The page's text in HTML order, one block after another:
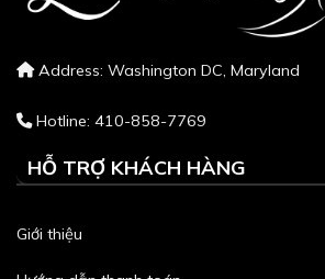
Address: Washington DC, Maryland
Hotline: 410-858-7769
HỖ TRỢ KHÁCH HÀNG
Giới thiệu